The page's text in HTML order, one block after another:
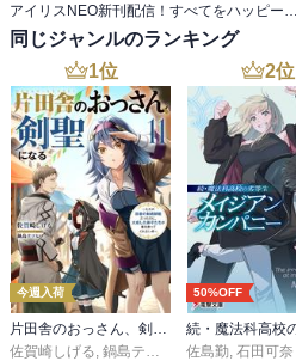
同じジャンルのランキング
1位
今週入荷
片田舎のおっさん、剣聖になる 11 ～ただの田舎の剣術師範だったのに、大成した弟子たちが俺を放ってくれない件～
佐賀崎しげる, 鍋島テツヒロ
2位
50%OFF
佐島勤, 石田可奈